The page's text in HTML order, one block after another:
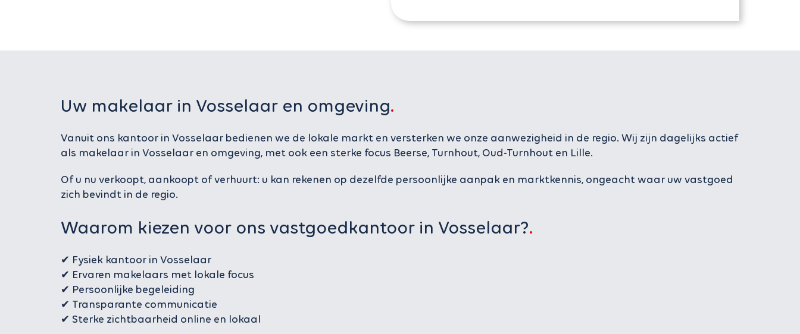
Uw makelaar in Vosselaar en omgeving
Vanuit ons kantoor in Vosselaar bedienen we de lokale markt en versterken we onze aanwezigheid in de regio. Wij zijn dagelijks actief
als makelaar in Vosselaar en omgeving, met ook een sterke focus Beerse, Turnhout, Oud-Turnhout en Lille.
Of u nu verkoopt, aankoopt of verhuurt: u kan rekenen op dezelfde persoonlijke aanpak en marktkennis, ongeacht waar uw vastgoed
zich bevindt in de regio.
Waarom kiezen voor ons vastgoedkantoor in Vosselaar?
✔ Fysiek kantoor in Vosselaar
✔ Ervaren makelaars met lokale focus
✔ Persoonlijke begeleiding
✔ Transparante communicatie
✔ Sterke zichtbaarheid online en lokaal